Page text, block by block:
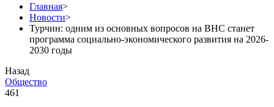
Главная>
Новости>
Турчин: одним из основных вопросов на ВНС станет
программа социально-экономического развития на 2026-
2030 годы
Назад
Общество
461